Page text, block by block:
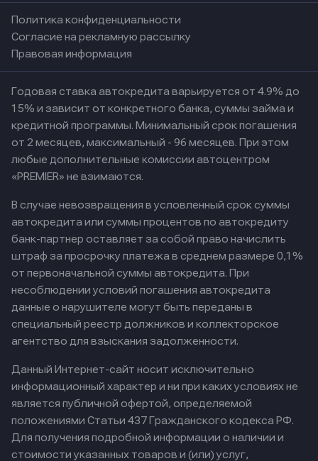
Политика конфиденциальности
Согласие на рекламную рассылку
Правовая информация
Годовая ставка автокредита варьируется от 4.9% до
15% и зависит от конкретного банка, суммы займа и
кредитной программы. Минимальный срок погашения
от 2 месяцев, максимальный - 96 месяцев. При этом
любые дополнительные комиссии автоцентром
«PREMIER» не взимаются.
В случае невозвращения в условленный срок суммы
автокредита или суммы процентов по автокредиту
банк-партнер оставляет за собой право начислить
штраф за просрочку платежа в среднем размере 0,1%
от первоначальной суммы автокредита. При
несоблюдении условий погашения автокредита
данные о нарушителе могут быть переданы в
специальный реестр должников и коллекторское
агентство для взыскания задолженности.
Данный Интернет-сайт носит исключительно
информационный характер и ни при каких условиях не
является публичной офертой, определяемой
положениями Статьи 437 Гражданского кодекса РФ.
Для получения подробной информации о наличии и
стоимости указанных товаров и (или) услуг,